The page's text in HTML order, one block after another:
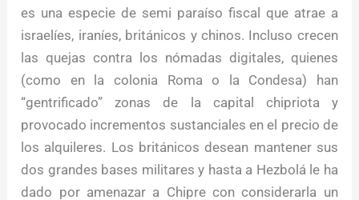
es una especie de semi paraíso fiscal que atrae a
israelíes, iraníes, británicos y chinos. Incluso crecen
las quejas contra los nómadas digitales, quienes
(como en la colonia Roma o la Condesa) han
“gentrificado” zonas de la capital chipriota y
provocado incrementos sustanciales en el precio de
los alquileres. Los británicos desean mantener sus
dos grandes bases militares y hasta a Hezbolá le ha
dado por amenazar a Chipre con considerarla un